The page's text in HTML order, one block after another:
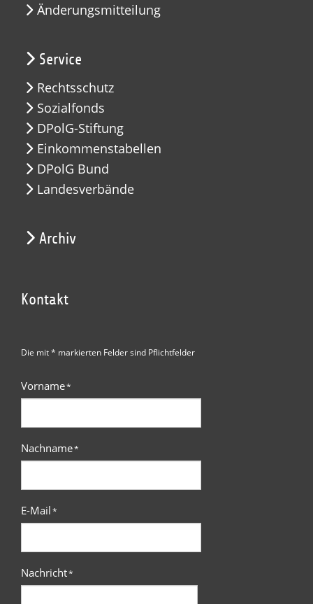
Änderungsmitteilung
Service
Rechtsschutz
Sozialfonds
DPolG-Stiftung
Einkommenstabellen
DPolG Bund
Landesverbände
Archiv
Kontakt
Die mit * markierten Felder sind Pflichtfelder
Vorname*
Nachname*
E-Mail*
Nachricht*